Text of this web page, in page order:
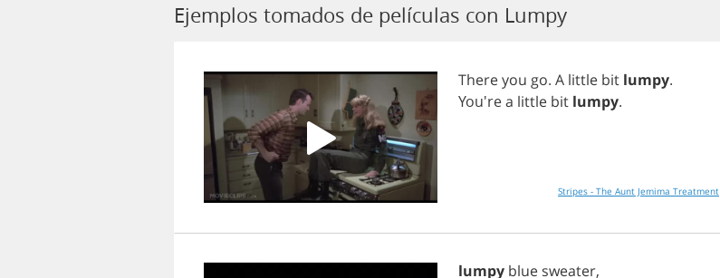
Ejemplos tomados de películas con Lumpy
Thereyou go. A little bit lumpy.
You'rea little bit lumpy.
Stripes - The Aunt Jemima Treatment
lumpy blue sweater,